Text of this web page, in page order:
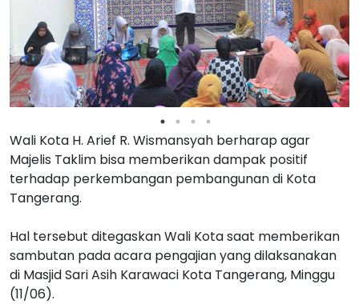
Wali Kota H. Arief R. Wismansyah berharap agar
Majelis Taklim bisa memberikan dampak positif
terhadap perkembangan pembangunan di Kota
Tangerang.
Hal tersebut ditegaskan Wali Kota saat memberikan
sambutan pada acara pengajian yang dilaksanakan
di Masjid Sari Asih Karawaci Kota Tangerang, Minggu
(11/06).